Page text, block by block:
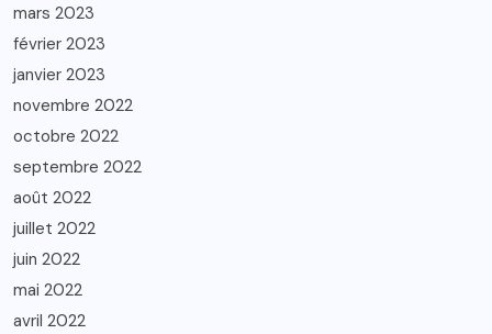
mars 2023
février 2023
janvier 2023
novembre 2022
octobre 2022
septembre 2022
août 2022
juillet 2022
juin 2022
mai 2022
avril 2022